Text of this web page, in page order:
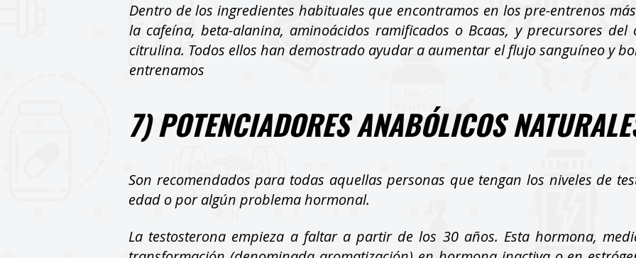
Dentro de los ingredientes habituales que encontramos en los pre-entrenos
la cafeína, beta-alanina, aminoácidos ramificados o Bcaas, y precursores
citrulina. Todos ellos han demostrado ayudar a aumentar el flujo sanguíneo y
entrenamos
7) POTENCIADORES ANABÓLICOS
Son recomendados para todas aquellas personas que tengan los niveles de
edad o por algún problema hormonal.
La testosterona empieza a faltar a partir de los 30 años. Esta hormona,